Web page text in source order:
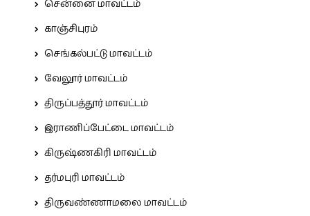
சென்னை மாவட்டம்
காஞ்சிபுரம்
செங்கல்பட்டு மாவட்டம்
வேலூர் மாவட்டம்
திருப்பத்தூர் மாவட்டம்
இராணிப்பேட்டை மாவட்டம்
கிருஷ்ணகிரி மாவட்டம்
தர்மபுரி மாவட்டம்
திருவண்ணாமலை மாவட்டம்